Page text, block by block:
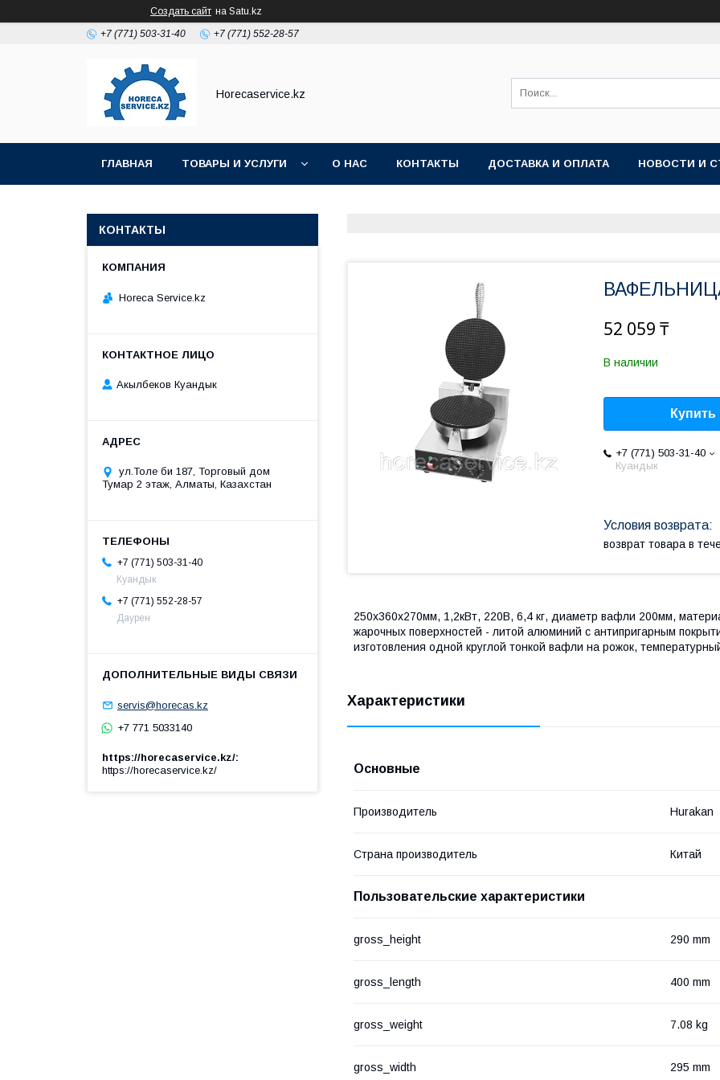
Создать сайт на Satu.kz
+7 (771) 503-31-40 +7 (771) 552-28-57
Horecaservice.kz
ГЛАВНАЯ ТОВАРЫ И УСЛУГИ О НАС КОНТАКТЫ ДОСТАВКА И ОПЛАТА НОВОСТИ И
52 059 ₸
В наличии
Купить
+7 (771) 503-31-40
Куандык
возврат товара в
250x360x270мм, 1,2кВт, 220В, 6,4 кг, диаметр вафли 200мм,
жарочных поверхностей - литой алюминий с антипригарным
изготовления одной круглой тонкой вафли на рожок,
Характеристики
Основные
Производитель Hurakan
Страна производитель Китай
Пользовательские характеристики
gross_height 290 mm
gross_length 400 mm
gross_weight 7.08 kg
gross_width 295 mm
КОНТАКТЫ
Horeca Service.kz
Акылбеков Куандык
ул.Толе би 187, Торговый дом
Тумар 2 этаж, Алматы, Казахстан
+7 (771) 503-31-40
Куандык
+7 (771) 552-28-57
Даурен
servis@horecas.kz
+7 771 5033140
https://horecaservice.kz/
https://horecaservice.kz/